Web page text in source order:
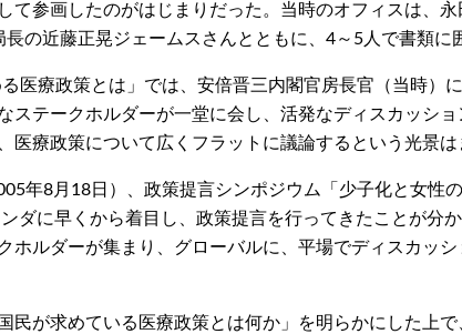
参画したのがはじまりだった。当時のオフィスは、
の近藤正晃ジェームスさんとともに、4～5人で書類に
療政策とは」では、安倍晋三内閣官房長官（当時）
テークホルダーが一堂に会し、活発なディスカッシ
療政策について広くフラットに議論するという光景は
年8月18日）、政策提言シンポジウム「少子化と女性
に早くから着目し、政策提言を行ってきたことが分
ルダーが集まり、グローバルに、平場でディスカッ
が求めている医療政策とは何か」を明らかにした上